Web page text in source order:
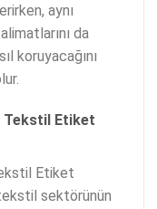
aynı
da
koruyacağını
Tekstil Etiket
Etiket
sektörünün